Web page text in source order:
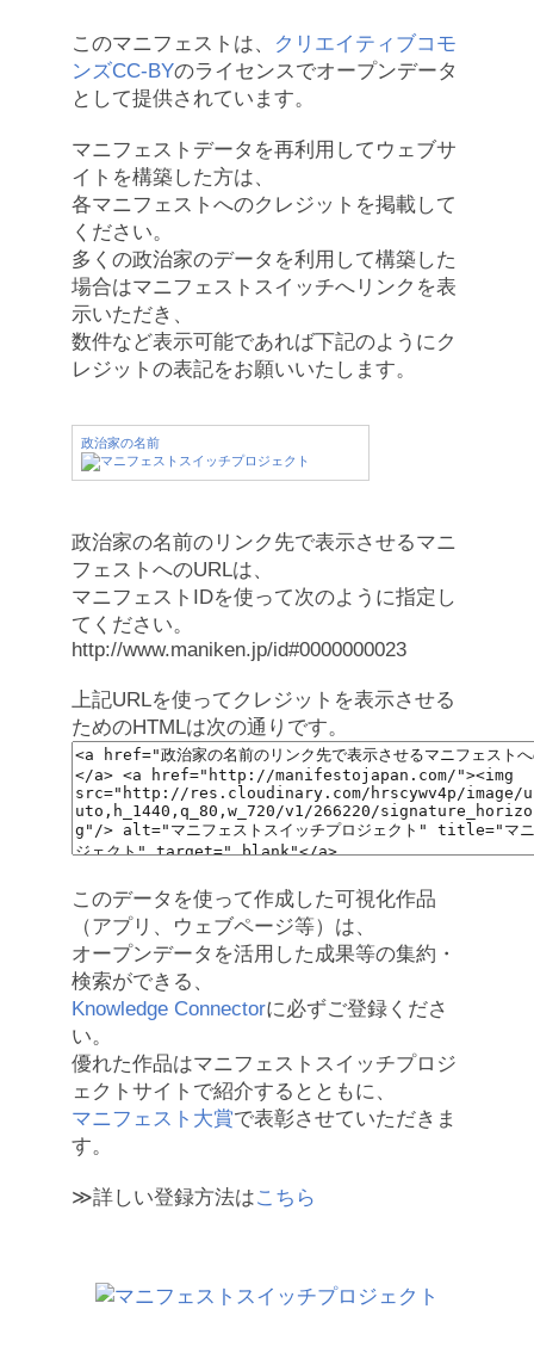
このマニフェストは、
クリエイティブコモ
ンズCC-BYのライセンスでオープンデータ
として提供されています。
マニフェストデータを再利用してウェブサ
イトを構築した方は、
各マニフェストへのクレジットを掲載して
ください。
多くの政治家のデータを利用して構築した
場合はマニフェストスイッチへリンクを表
示いただき、
数件など表示可能であれば下記のようにク
レジットの表記をお願いいたします。
政治家の名前
政治家の名前のリンク先で表示させるマニ
フェストへのURLは、
マニフェストIDを使って次のように指定し
てください。
http://www.maniken.jp/id#0000000023
上記URLを使ってクレジットを表示させる
ためのHTMLは次の通りです。
このデータを使って作成した可視化作品
（アプリ、ウェブページ等）は、
オープンデータを活用した成果等の集約・
検索ができる、
Knowledge Connectorに必ずご登録くださ
い。
優れた作品はマニフェストスイッチプロジ
ェクトサイトで紹介するとともに、
マニフェスト大賞で表彰させていただきま
す。
≫詳しい登録方法はこちら